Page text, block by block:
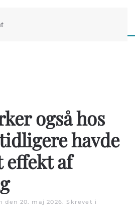
også hos
havde
af
den 20. maj 2026. Skrevet i